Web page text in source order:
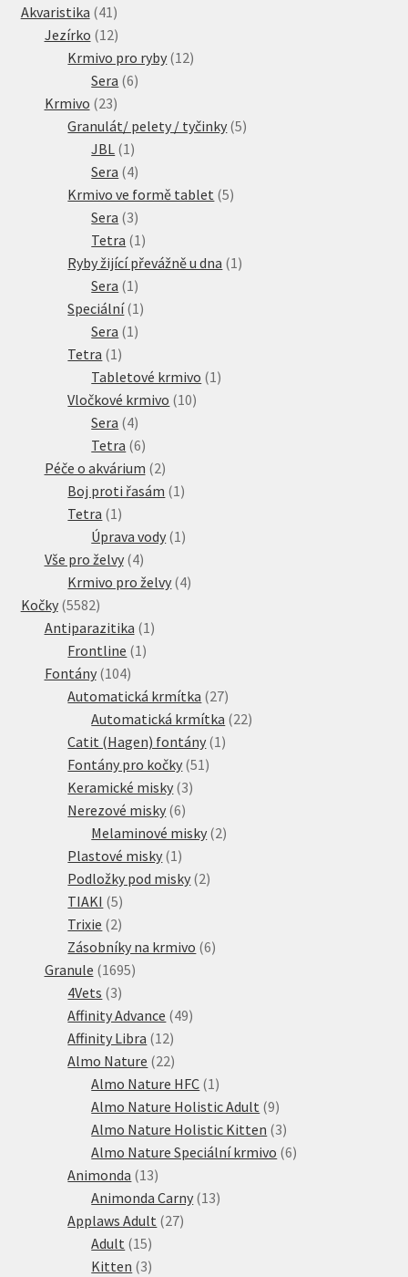
Akvaristika 41 41
produktů
Jezírko 1212
produktů
Krmivo pro ryby 1212
Sera 66
Krmivo 2323
produktů
Granulát/ pelety / tyčinky 55
JBL 1 1
produkt
Sera 44
produkty
Krmivo ve formě tablet 55
Sera 33
produkty
Tetra 1 1
produkt
Ryby žijící převážně u dna 1 1
Sera 1 1
produkt
Speciální 1 1
Sera 1 1
Tetra 1 1
produkt
Tabletové krmivo 1 1
Vločkové krmivo 1010
Sera 44
produkty
Tetra 66
produktů
Péče o akvárium 22
produkty
Boj proti řasám 1 1
Tetra 1 1
produkt
Úprava vody 1 1
Vše pro želvy 44
produkty
Krmivo pro želvy 44
Kočky 55825582
produktů
Antiparazitika 1 1
Frontline 1 1
Fontány 104104
produktů
Automatická krmítka 2727
produktů
Automatická krmítka 2222
Catit (Hagen) fontány 1 1
Fontány pro kočky 51 51
Keramické misky 33
Nerezové misky 66
produktů
Melaminové misky 22
Plastové misky 1 1
produkt
Podložky pod misky 22
TIAKI 55
produktů
Trixie 22
produkty
Zásobníky na krmivo 66
Granule 16951695
4Vets 33
produkty
Affinity Advance 4949
Affinity Libra 1212
produktů
Almo Nature 2222
produktů
Almo Nature HFC 1 1
produkt
Almo Nature Holistic Adult 99
produktů
Almo Nature Holistic Kitten 33
produkty
Almo Nature Speciální krmivo 66
Animonda 1313
produktů
Animonda Carny 1313
Applaws Adult 2727
Adult 1515
produktů
Kitten 33